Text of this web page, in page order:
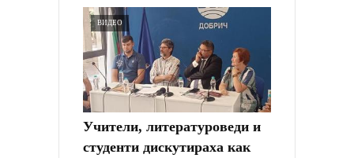
ВИДЕО
Учители, литературоведи и
студенти дискутираха как